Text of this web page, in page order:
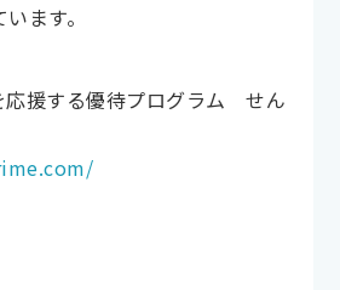
ます。
応援する優待プログラム せん